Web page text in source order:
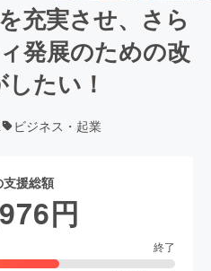
充実させ、さら
発展のための改
たい！
ビジネス・起業
援総額
円
終了